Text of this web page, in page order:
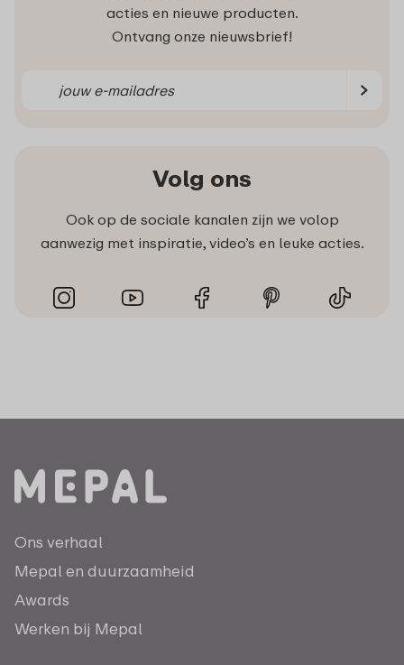
acties en nieuwe producten.
Ontvang onze nieuwsbrief!
Volg ons
Ook op de sociale kanalen zijn we volop
aanwezig met inspiratie, video’s en leuke acties.
Ons verhaal
Mepal en duurzaamheid
Awards
Werken bij Mepal